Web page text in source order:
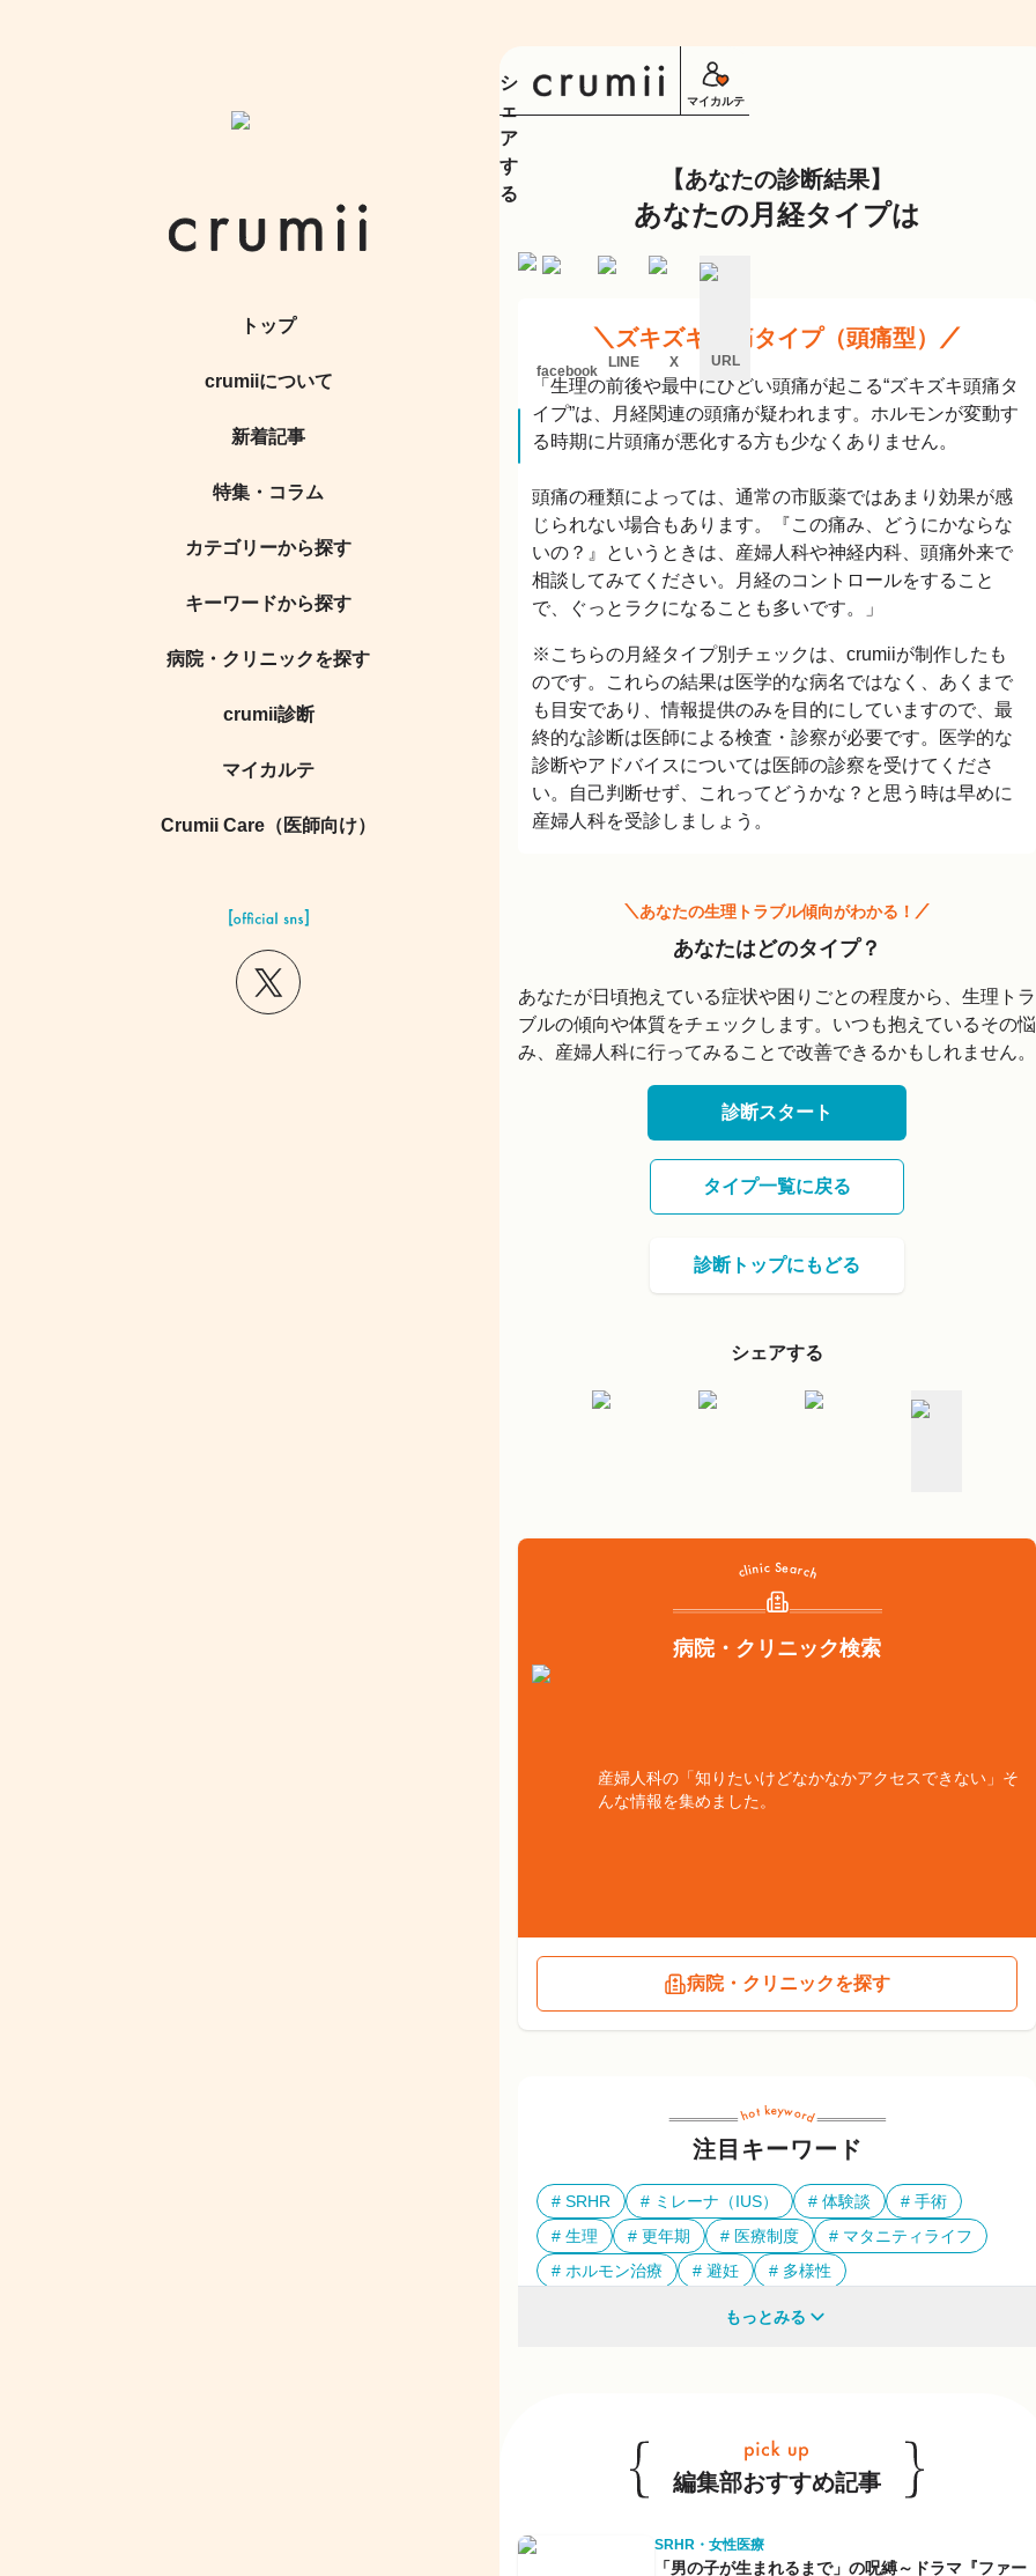
トップ
crumiiについて
新着記事
特集・コラム
カテゴリーから探す
キーワードから探す
病院・クリニックを探す
crumii診断
マイカルテ
Crumii Care（医師向け）
マイカルテ
あなたの診断結果
あなたの月経タイプは
ズキズキ頭痛タイプ（頭痛型）
「生理の前後や最中にひどい頭痛が起こる“ズキズキ頭痛タ
イプ”は、月経関連の頭痛が疑われます。ホルモンが変動す
る時期に片頭痛が悪化する方も少なくありません。
頭痛の種類によっては、通常の市販薬ではあまり効果が感
じられない場合もあります。『この痛み、どうにかならな
いの？』というときは、産婦人科や神経内科、頭痛外来で
相談してみてください。月経のコントロールをすること
※こちらの月経タイプ別チェックは、crumiiが制作したも
のです。これらの結果は医学的な病名ではなく、あくまで
も目安であり、情報提供のみを目的にしていますので、最
終的な診断は医師による検査・診察が必要です。医学的な
診断やアドバイスについては医師の診察を受けてくださ
い。自己判断せず、これってどうかな？と思う時は早めに
産婦人科を受診しましょう。
あなたの生理トラブル傾向がわかる！
あなたはどのタイプ？
あなたが日頃抱えている症状や困りごとの程度から、生理トラ
ブルの傾向や体質をチェックします。いつも抱えているその悩
み、産婦人科に行ってみることで改善できるかもしれません。
診断スタート
タイプ一覧に戻る
診断トップにもどる
シェアする
病院・クリニック検索
産婦人科の「知りたいけどなかなかアクセスできない」そ
んな情報を集めました。
病院・クリニックを探す
注目キーワード
SRHR ミレーナ（IUS） 体験談
手術
生理
更年期 医療制度
マタニティライフ
ホルモン治療
避妊 多様性
もっとみる
編集部おすすめ記事
SRHR・女性医療
「男の子が生まれるまで」の呪縛～ドラマ『ファー
シ
ェ
ア
す
る
facebook
LINE X URL